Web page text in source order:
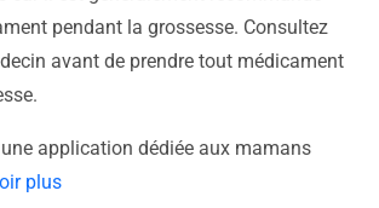
pendant la grossesse. Consultez
avant de prendre tout médicament
application dédiée aux mamans
plus